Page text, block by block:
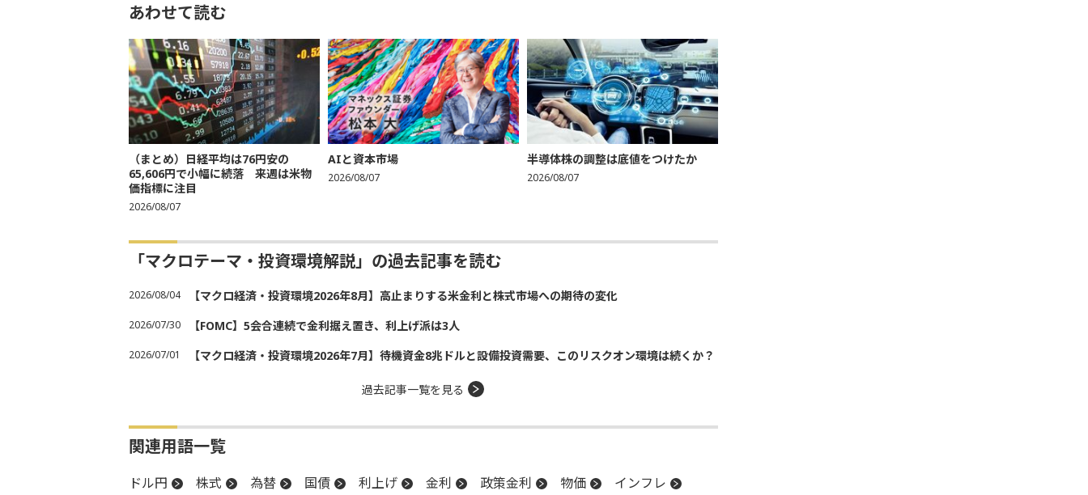
あわせて読む
（まとめ）日経平均は76円安の
65,606円で小幅に続落 来週は米物
価指標に注目
2026/08/07
AIと資本市場
2026/08/07
半導体株の調整は底値をつけたか
2026/08/07
「マクロテーマ・投資環境解説」の過去記事を読む
2026/08/04 【マクロ経済・投資環境2026年8月】高止まりする米金利と株式市場への期待の変化
2026/07/30 【FOMC】5会合連続で金利据え置き、利上げ派は3人
2026/07/01 【マクロ経済・投資環境2026年7月】待機資金8兆ドルと設備投資需要、このリスクオン環境は続くか？
過去記事一覧を見る
関連用語一覧
ドル円 株式 為替 国債 利上げ 金利 政策金利 物価
インフレ